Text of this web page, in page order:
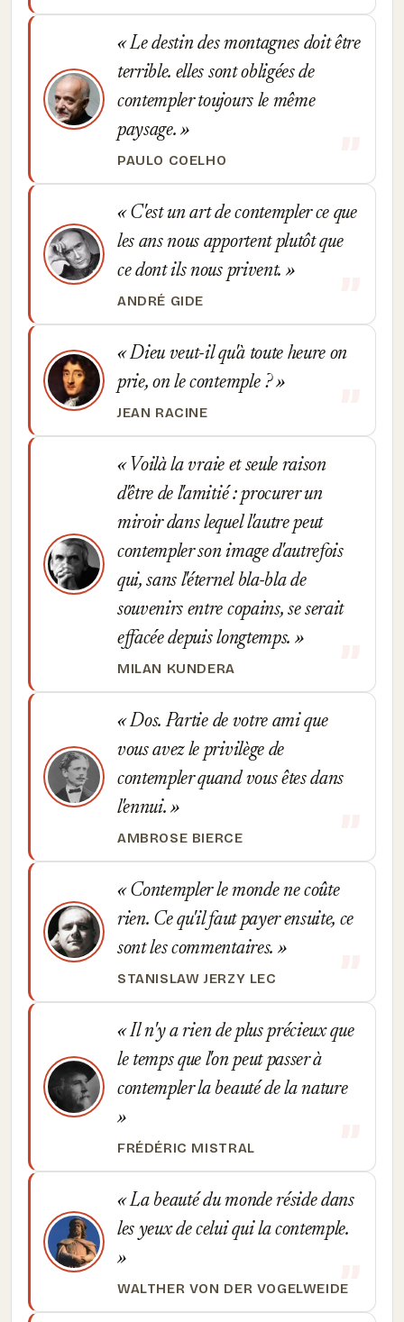
Le destin des montagnes doit être
terrible. elles sont obligées de
contempler toujours le même
paysage.
PAULO COELHO
C'est un art de contempler ce que
les ans nous apportent plutôt que
ce dont ils nous privent.
ANDRÉ GIDE
Dieu veut-il qu'à toute heure on
prie, on le contemple ?
JEAN RACINE
Voilà la vraie et seule raison
d'être de l'amitié : procurer un
miroir dans lequel l'autre peut
contempler son image d'autrefois
qui, sans l'éternel bla-bla de
souvenirs entre copains, se serait
effacée depuis longtemps.
MILAN KUNDERA
Dos. Partie de votre ami que
vous avez le privilège de
contempler quand vous êtes dans
l'ennui.
AMBROSE BIERCE
Contempler le monde ne coûte
rien. Ce qu'il faut payer ensuite, ce
sont les commentaires.
STANISLAW JERZY LEC
Il n'y a rien de plus précieux que
le temps que l'on peut passer à
contempler la beauté de la nature
FRÉDÉRIC MISTRAL
La beauté du monde réside dans
les yeux de celui qui la contemple.
WALTHER VON DER VOGELWEIDE